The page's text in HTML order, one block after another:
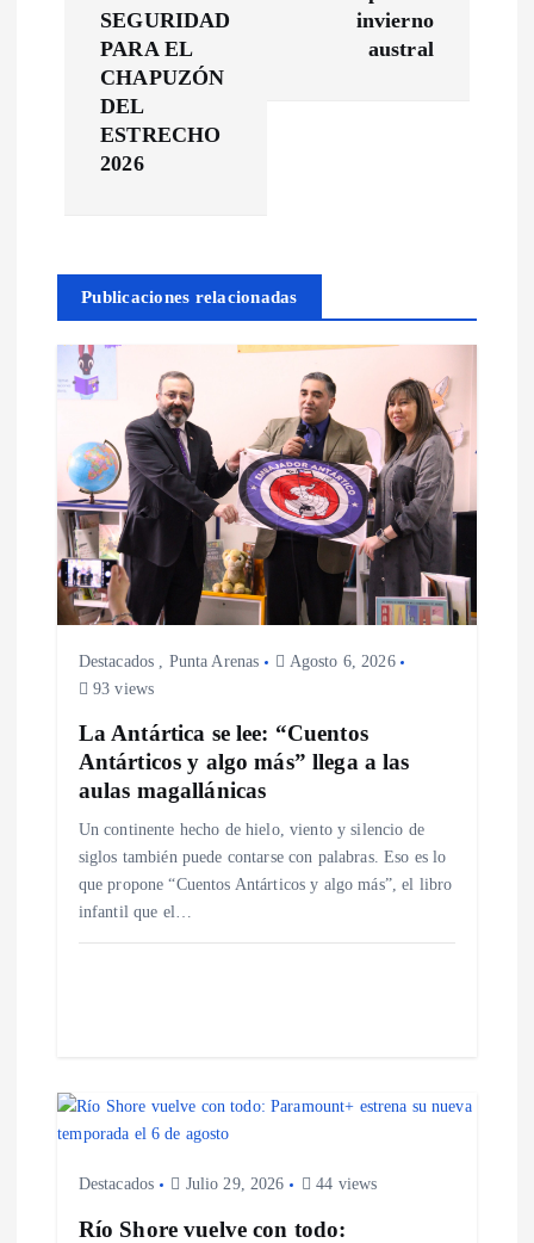
d
n
SEGURIDAD
PARA EL
CHAPUZÓN
DEL
ESTRECHO
2026
invierno
austral
Publicaciones relacionadas
Destacados , Punta Arenas
Agosto 6, 2026
93 views
La Antártica se lee: “Cuentos
Antárticos y algo más” llega a las
aulas magallánicas
Un continente hecho de hielo, viento y silencio de
siglos también puede contarse con palabras. Eso es lo
que propone “Cuentos Antárticos y algo más”, el libro
infantil que el…
Destacados Julio 29, 2026 44 views
Río Shore vuelve con todo: